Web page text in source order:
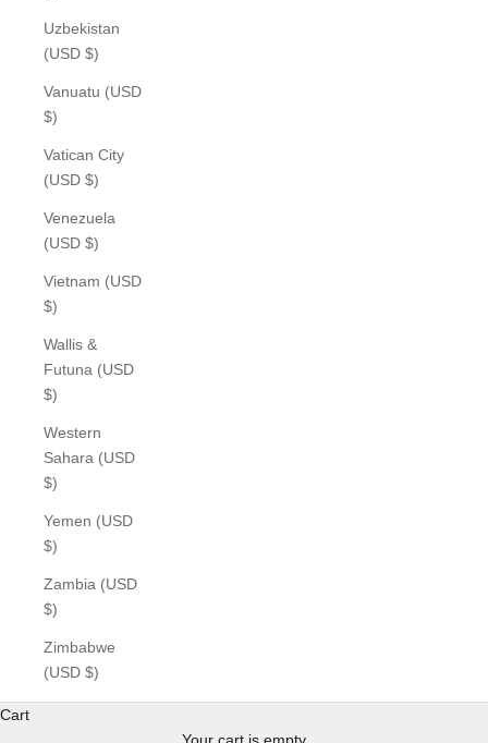
Uzbekistan
(USD $)
Vanuatu (USD
$)
Vatican City
(USD $)
Venezuela
(USD $)
Vietnam (USD
$)
Wallis &
Futuna (USD
$)
Western
Sahara (USD
$)
Yemen (USD
$)
Zambia (USD
$)
Zimbabwe
(USD $)
Cart
Your cart is empty